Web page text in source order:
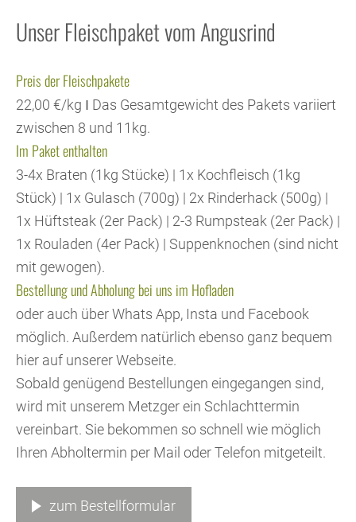
Unser Fleischpaket vom Angusrind
Preis der Fleischpakete
22,00 €/kg Ι Das Gesamtgewicht des Pakets variiert
zwischen 8 und 11kg.
Im Paket enthalten
3-4x Braten (1kg Stücke) | 1x Kochfleisch (1kg
Stück) | 1x Gulasch (700g) | 2x Rinderhack (500g) |
1x Hüftsteak (2er Pack) | 2-3 Rumpsteak (2er Pack) |
1x Rouladen (4er Pack) | Suppenknochen (sind nicht
mit gewogen).
Bestellung und Abholung bei uns im Hofladen
oder auch über Whats App, Insta und Facebook
möglich. Außerdem natürlich ebenso ganz bequem
hier auf unserer Webseite.
Sobald genügend Bestellungen eingegangen sind,
wird mit unserem Metzger ein Schlachttermin
vereinbart. Sie bekommen so schnell wie möglich
Ihren Abholtermin per Mail oder Telefon mitgeteilt.
zum Bestellformular